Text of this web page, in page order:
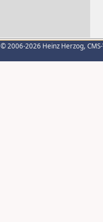
© 2006-2026 Heinz Herzog,